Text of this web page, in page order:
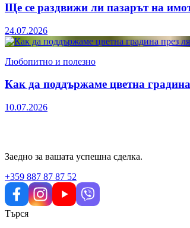
Ще се раздвижи ли пазарът на
24.07.2026
Любопитно и полезно
Как да поддържаме цветна
10.07.2026
Заедно за вашата успешна сделка.
+359 887 87 87 52
Търся